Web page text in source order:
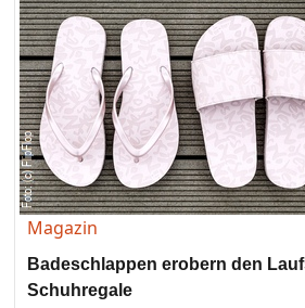
Magazin
Badeschlappen erobern den
Schuhregale